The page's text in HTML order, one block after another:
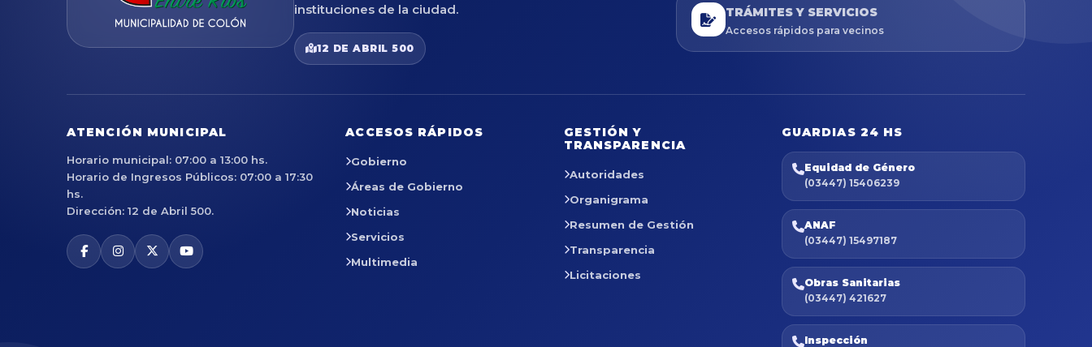
instituciones de la ciudad.
12 DE ABRIL 500
TRÁMITES Y SERVICIOS
Accesos rápidos para vecinos
ATENCIÓN MUNICIPAL
Horario municipal: 07:00 a 13:00 hs.
Horario de Ingresos Públicos: 07:00 a 17:30
hs.
Dirección: 12 de Abril 500.
ACCESOS RÁPIDOS
Gobierno
Áreas de Gobierno
Noticias
Servicios
Multimedia
GESTIÓN Y
TRANSPARENCIA
Autoridades
Organigrama
Resumen de Gestión
Transparencia
Licitaciones
GUARDIAS 24 HS
Equidad de Género
(03447) 15406239
ANAF
(03447) 15497187
Obras Sanitarias
(03447) 421627
Inspección